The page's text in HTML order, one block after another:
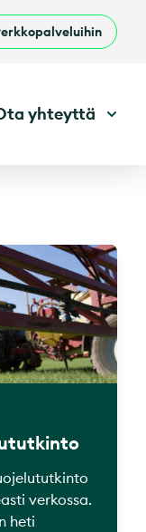
yhteyttä
verkossa.
heti